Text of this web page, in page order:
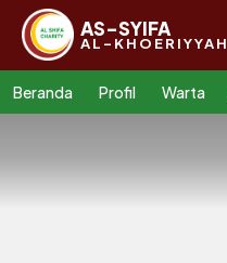
AS-SYIFA
AL-KHOERIYYAH
Beranda Profil Warta